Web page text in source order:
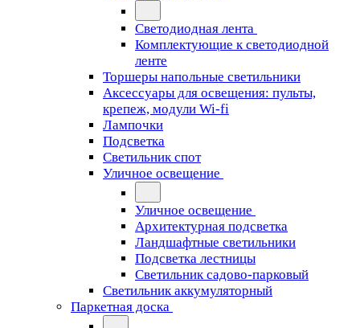
Светодиодная лента
Комплектующие к светодиодной
ленте
Торшеры напольные светильники
Аксессуары для освещения: пульты,
крепеж, модули Wi-fi
Лампочки
Подсветка
Светильник спот
Уличное освещение
Уличное освещение
Архитектурная подсветка
Ландшафтные светильники
Подсветка лестницы
Светильник садово-парковый
Светильник аккумуляторный
Паркетная доска